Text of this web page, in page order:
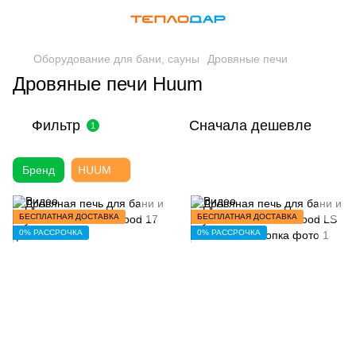
Оборудование для бани, сауны Дровяные печи
Дровяные печи Huum
Фильтр 1 Сначала дешевле
Бренд HUUM
БЕСПЛАТНАЯ ДОСТАВКА
0% РАССРОЧКА
БЕСПЛАТНАЯ ДОСТАВКА
0% РАССРОЧКА